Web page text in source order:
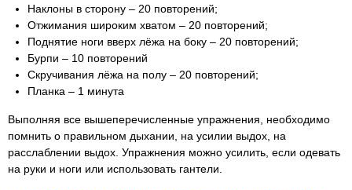
Наклоны в сторону – 20 повторений;
Отжимания широким хватом – 20 повторений;
Поднятие ноги вверх лёжа на боку – 20 повторений;
Бурпи – 10 повторений
Скручивания лёжа на полу – 20 повторений;
Планка – 1 минута
Выполняя все вышеперечисленные упражнения, необходимо
помнить о правильном дыхании, на усилии выдох, на
расслаблении выдох. Упражнения можно усилить, если одевать
на руки и ноги или использовать гантели.